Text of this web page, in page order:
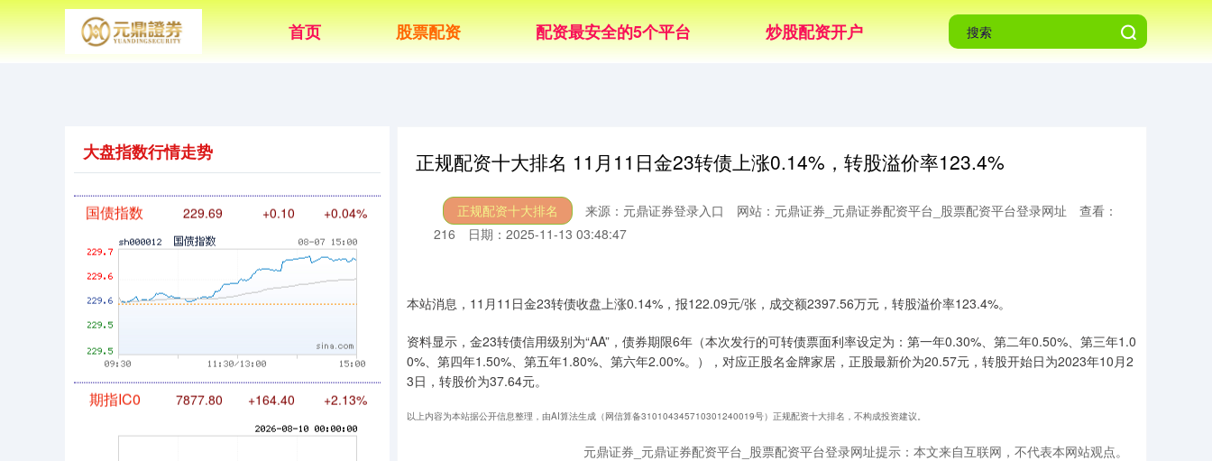
首页 股票配资 配资最安全的5个平台 炒股配资开户
正规配资十大排名 11月11日金23转债上涨0.14%，转股溢价率123.4%
正规配资十大排名 来源：元鼎证券登录入口 网站：元鼎证券_元鼎证券配资平台_股票配资平台登录网址
查看：
216
日期：2025-11-13 03:48:47
本站消息，11月11日金23转债收盘上涨0.14%，报122.09元/张，成交额2397.56万元，转股溢价率123.4%。
资料显示，金23转债信用级别为“AA”，债券期限6年（本次发行的可转债票面利率设定为：第一年0.30%、第二年0.50%、第三年1.0
0%、第四年1.50%、第五年1.80%、第六年2.00%。），对应正股名金牌家居，正股最新价为20.57元，转股开始日为2023年10月2
3日，转股价为37.64元。
以上内容为本站据公开信息整理，由AI算法生成（网信算备310104345710301240019号）正规配资十大排名，不构成投资建议。
元鼎证券_元鼎证券配资平台_股票配资平台登录网址提示：本文来自互联网，不代表本网站观点。
大盘指数行情走势
基金指数 7242.10 +12.30 +0.17%
229.69